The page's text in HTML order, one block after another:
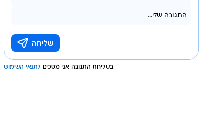
בשליחת התגובה אני מסכים לתנאי השימוש